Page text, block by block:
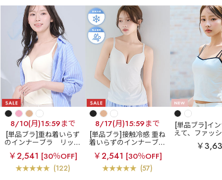
8/10(月)15:59まで
[単品ブラ]重ね着いらず
のインナーブラ
リッチ
バスト ブラトップ (ワイ
ヤー入り)
￥2,541 [30％OFF]
(122)
8/17(月)15:59まで
[単品ブラ]接触冷感 重ね
着いらずのインナーブラ
エアリークール リッチ
バスト ブラトップ (ワイ
ヤー入り)
￥2,541 [30％OFF]
(57)
[単品ブラ]イ
えて、ファッ
バイカラー リ
ブラトップ (
￥